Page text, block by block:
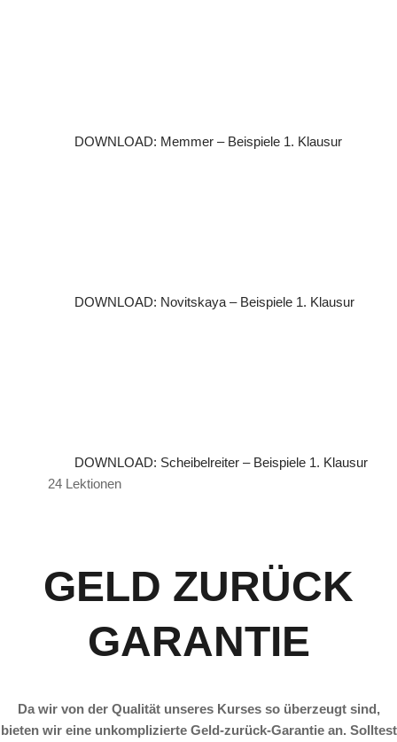
DOWNLOAD: Memmer – Beispiele 1. Klausur
DOWNLOAD: Novitskaya – Beispiele 1. Klausur
DOWNLOAD: Scheibelreiter – Beispiele 1. Klausur
24 Lektionen
GELD ZURÜCK
GARANTIE
Da wir von der Qualität unseres Kurses so überzeugt sind,
bieten wir eine unkomplizierte Geld-zurück-Garantie an. Solltest